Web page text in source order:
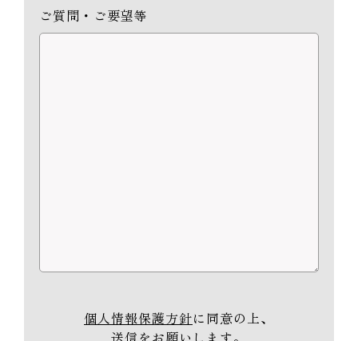
ご質問・ご要望等
個人情報保護方針に同意の上、
送信をお願いします。